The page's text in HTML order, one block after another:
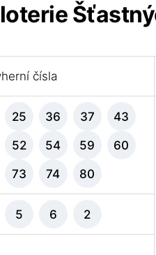
čísla
25 36 37 43
52 54 59 60
73 74 80
5 6 2